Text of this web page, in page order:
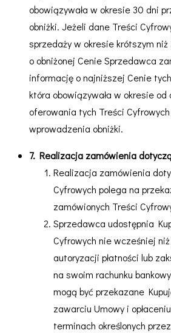
obowiązywała w okresie 30 dni
obniżki. Jeżeli dane Treści
sprzedaży w okresie krótszym
o obniżonej Cenie Sprzedawca
informację o najniższej Cenie
która obowiązywała w okresie od
oferowania tych Treści
wprowadzenia obniżki.
7. Realizacja zamówienia
Realizacja zamówienia
Cyfrowych polega na
zamówionych Treści
Sprzedawca udostępnia
Cyfrowych nie wcześniej
autoryzacji płatności lub
na swoim rachunku
mogą być przekazane
zawarciu Umowy i
terminach określonych